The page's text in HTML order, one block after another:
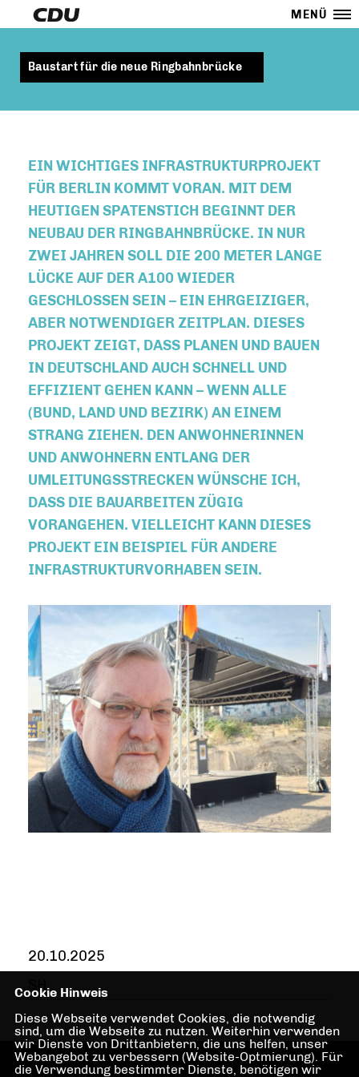
MENÜ
Baustart für die neue Ringbahnbrücke
EIN WICHTIGES INFRASTRUKTURPROJEKT
FÜR BERLIN KOMMT VORAN. MIT DEM
HEUTIGEN SPATENSTICH BEGINNT DER
NEUBAU DER RINGBAHNBRÜCKE. IN NUR
ZWEI JAHREN SOLL DIE 200 METER LANGE
LÜCKE AUF DER A100 WIEDER
GESCHLOSSEN SEIN – EIN EHRGEIZIGER,
ABER NOTWENDIGER ZEITPLAN. DIESES
PROJEKT ZEIGT, DASS PLANEN UND BAUEN
IN DEUTSCHLAND AUCH SCHNELL UND
EFFIZIENT GEHEN KANN – WENN ALLE
(BUND, LAND UND BEZIRK) AN EINEM
STRANG ZIEHEN. DEN ANWOHNERINNEN
UND ANWOHNERN ENTLANG DER
UMLEITUNGSSTRECKEN WÜNSCHE ICH,
DASS DIE BAUARBEITEN ZÜGIG
VORANGEHEN. VIELLEICHT KANN DIESES
PROJEKT EIN BEISPIEL FÜR ANDERE
INFRASTRUKTURVORHABEN SEIN.
20.10.2025
SH
Cookie Hinweis
Diese Webseite verwendet Cookies, die notwendig
sind, um die Webseite zu nutzen. Weiterhin verwenden
wir Dienste von Drittanbietern, die uns helfen, unser
Webangebot zu verbessern (Website-Optmierung). Für
die Verwendung bestimmter Dienste, benötigen wir